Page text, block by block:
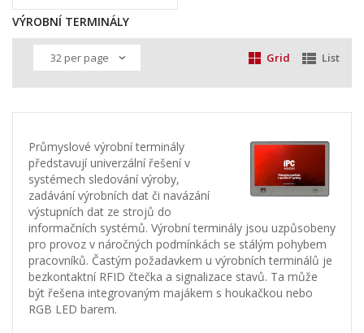
VÝROBNÍ TERMINÁLY
Grid List
Průmyslové výrobní terminály
představují univerzální řešení v
systémech sledování výroby,
zadávání výrobních dat či navázání
výstupních dat ze strojů do
informačních systémů. Výrobní terminály jsou uzpůsobeny
pro provoz v náročných podmínkách se stálým pohybem
pracovníků. Častým požadavkem u výrobních terminálů je
bezkontaktní RFID čtečka a signalizace stavů. Ta může
být řešena integrovaným majákem s houkačkou nebo
RGB LED barem.